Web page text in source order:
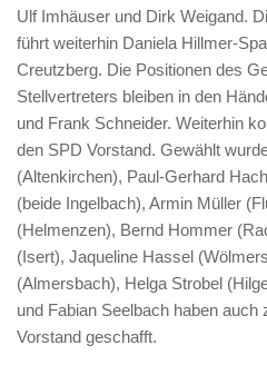
Ulf Imhäuser und Dirk Weigand.
führt weiterhin Daniela Hillmer-
Creutzberg. Die Positionen des
Stellvertreters bleiben in den
und Frank Schneider. Weiterhin
den SPD Vorstand. Gewählt
(Altenkirchen), Paul-Gerhard
(beide Ingelbach), Armin Müller
(Helmenzen), Bernd Hommer
(Isert), Jaqueline Hassel
(Almersbach), Helga Strobel
und Fabian Seelbach haben
Vorstand geschafft.